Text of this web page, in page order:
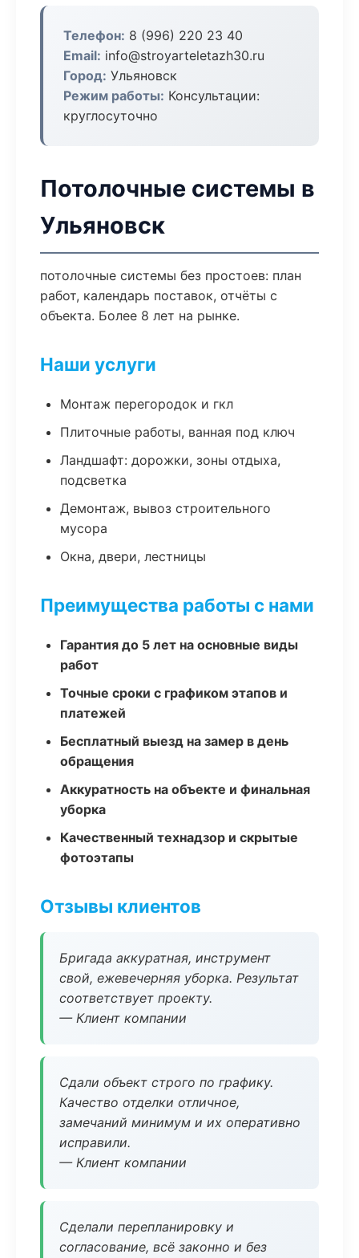
Телефон: 8 (996) 220 23 40
Email: info@stroyarteletazh30.ru
Город: Ульяновск
Режим работы: Консультации:
круглосуточно
Потолочные системы в
Ульяновск
потолочные системы без простоев: план
работ, календарь поставок, отчёты с
объекта. Более 8 лет на рынке.
Наши услуги
Монтаж перегородок и гкл
Плиточные работы, ванная под ключ
Ландшафт: дорожки, зоны отдыха,
подсветка
Демонтаж, вывоз строительного
мусора
Окна, двери, лестницы
Преимущества работы с нами
Гарантия до 5 лет на основные виды
работ
Точные сроки с графиком этапов и
платежей
Бесплатный выезд на замер в день
обращения
Аккуратность на объекте и финальная
уборка
Качественный технадзор и скрытые
фотоэтапы
Отзывы клиентов
Бригада аккуратная, инструмент
свой, ежевечерняя уборка. Результат
соответствует проекту.
— Клиент компании
Сдали объект строго по графику.
Качество отделки отличное,
замечаний минимум и их оперативно
исправили.
— Клиент компании
Сделали перепланировку и
согласование, всё законно и без